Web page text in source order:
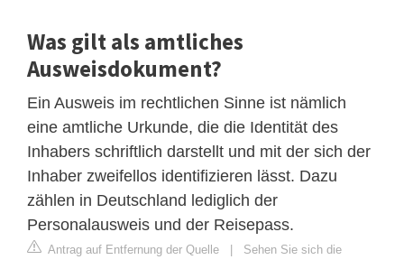
Was gilt als amtliches
Ausweisdokument?
Ein Ausweis im rechtlichen Sinne ist nämlich
eine amtliche Urkunde, die die Identität des
Inhabers schriftlich darstellt und mit der sich der
Inhaber zweifellos identifizieren lässt. Dazu
zählen in Deutschland lediglich der
Personalausweis und der Reisepass.
Antrag auf Entfernung der Quelle | Sehen Sie sich die